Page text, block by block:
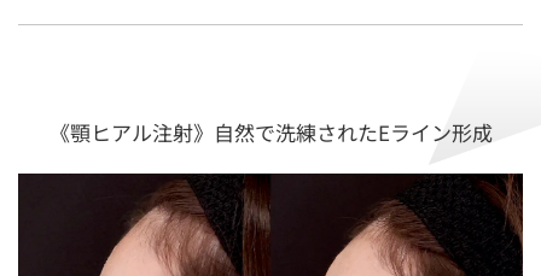
中文
《顎ヒアル注射》自然で洗練されたEライン形成